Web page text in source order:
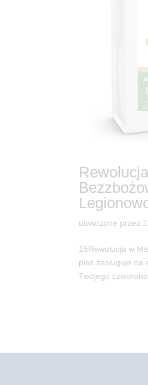
utworzone przez
15Rewolucja w
pies zasługuje
Twojego